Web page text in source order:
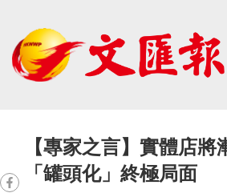
【專家之言】實體店將
「罐頭化」終極局面